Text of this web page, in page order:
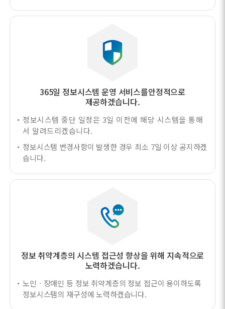
365일 정보시스템 운영 서비스를안정적으로
제공하겠습니다.
정보시스템 중단 일정은 3일 이전에 해당 시스템을 통해
서 알려드리겠습니다.
정보시스템 변경사항이 발생한 경우 최소 7일 이상 공지하겠
습니다.
정보 취약계층의 시스템 접근성 향상을 위해 지속적으로
노력하겠습니다.
노인ㆍ장애인 등 정보 취약계층의 정보 접근이 용이하도록
정보시스템의 재구성에 노력하겠습니다.